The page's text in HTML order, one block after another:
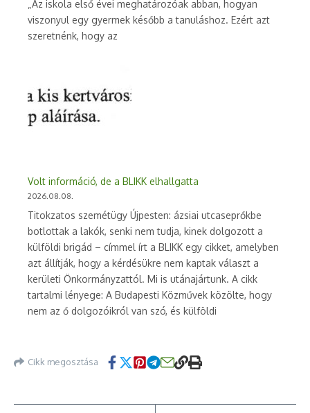
„Az iskola első évei meghatározóak abban, hogyan
viszonyul egy gyermek később a tanuláshoz. Ezért azt
szeretnénk, hogy az
Volt információ, de a BLIKK elhallgatta
2026.08.08.
Titokzatos szemétügy Újpesten: ázsiai utcaseprőkbe
botlottak a lakók, senki nem tudja, kinek dolgozott a
külföldi brigád – címmel írt a BLIKK egy cikket, amelyben
azt állítják, hogy a kérdésükre nem kaptak választ a
kerületi Önkormányzattól. Mi is utánajártunk. A cikk
tartalmi lényege: A Budapesti Közművek közölte, hogy
nem az ő dolgozóikról van szó, és külföldi
Cikk megosztása